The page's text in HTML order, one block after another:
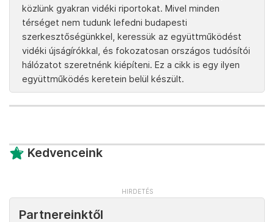
közlünk gyakran vidéki riportokat. Mivel minden
térséget nem tudunk lefedni budapesti
szerkesztőségünkkel, keressük az együttműködést
vidéki újságírókkal, és fokozatosan országos tudósítói
hálózatot szeretnénk kiépíteni. Ez a cikk is egy ilyen
együttműködés keretein belül készült.
Kedvenceink
Partnereinktől